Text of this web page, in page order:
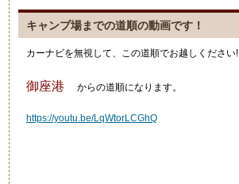
キャンプ場までの道順の動画です！
カーナビを無視して、この道順でお越しください!
御座港 からの道順になります。
https://youtu.be/LqWtorLCGhQ